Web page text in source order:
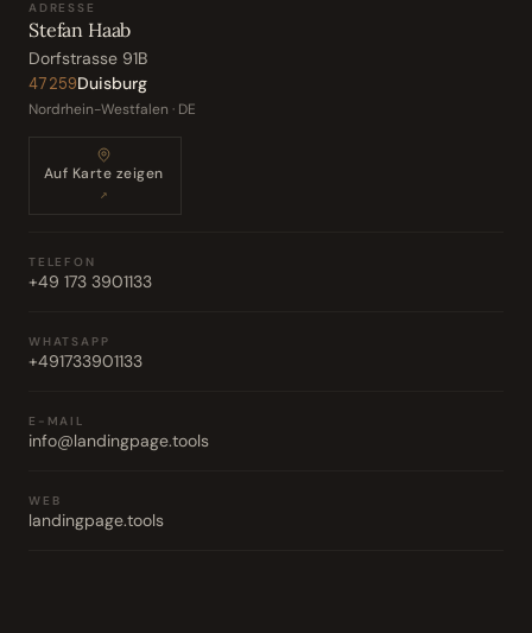
ADRESSE
Stefan Haab
Dorfstrasse 91B
47259Duisburg
Nordrhein-Westfalen · DE
Auf Karte zeigen
↗
TELEFON
+49 173 3901133
WHATSAPP
+491733901133
E-MAIL
info@landingpage.tools
WEB
landingpage.tools